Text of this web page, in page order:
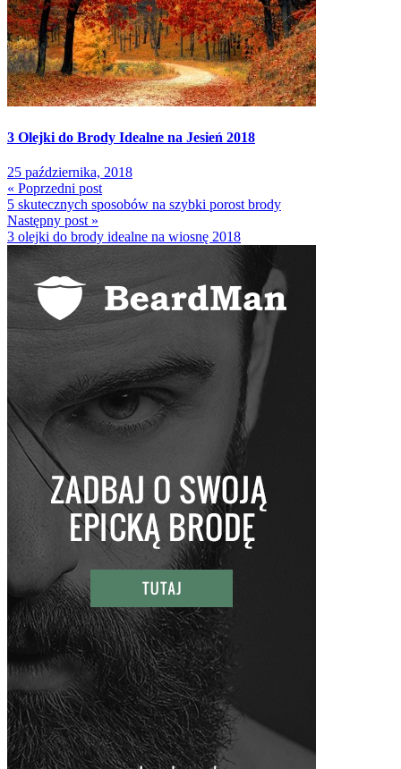
3 Olejki do Brody Idealne na Jesień 2018
25 października, 2018
« Poprzedni post
5 skutecznych sposobów na szybki porost brody
Następny post »
3 olejki do brody idealne na wiosnę 2018